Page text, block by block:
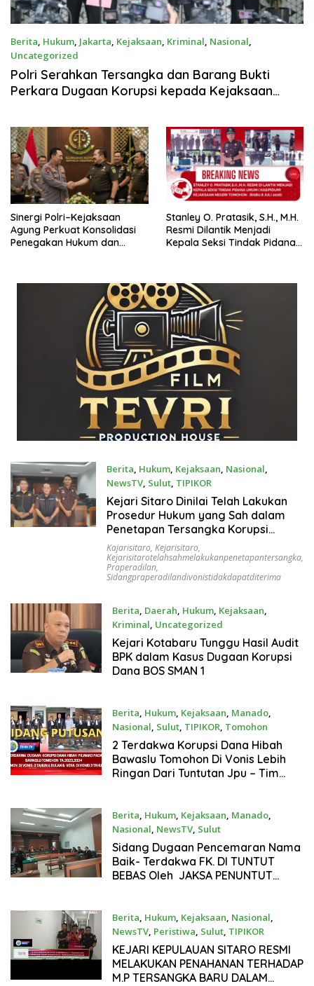
Berita, Hukum, Jakarta, Kejaksaan, Kriminal, Nasional,
Uncategorized
Juli 17, 2026
Polri Serahkan Tersangka dan Barang Bukti
Perkara Dugaan Korupsi kepada Kejaksaan
Sinergi Polri–Kejaksaan
Agung Perkuat Konsolidasi
Penegakan Hukum dan
Stanley O. Pratasik, S.H., M.H.
Resmi Dilantik Menjadi
Kepala Seksi Tindak Pidana
Berita, Hukum, Kejaksaan, Nasional,
NewsTV, Sulut, TIPIKOR
Mei 8, 2026
Kejari Sitaro Dinilai Telah Lakukan
Prosedur Hukum yang Sah dalam
Penetapan Tersangka Korupsi
Pembangunan Ruang Kelas Baru
SMA Negeri 1 Siau Timur
Kajarisitaro, Kejarisitaro,
Kejarisitarotelahsahmelakukanpenetapantersangka,
Praperadilan,
Sidangpraperadilandivonistidakdapatditerima
Berita, Daerah, Hukum, Kejaksaan,
Kriminal, Uncategorized
April 30, 2026
Kejari Kotabaru Tunggu Hasil Audit
BPK dalam Kasus Dugaan Korupsi
Dana BOS SMAN 1
Berita, Hukum, Kejaksaan, Manado,
Nasional, Sulut, TIPIKOR, Tomohon
Maret 11, 2026
2 Terdakwa Korupsi Dana Hibah
Bawaslu Tomohon Di Vonis Lebih
Ringan Dari Tuntutan Jpu – Tim
Berita, Hukum, Kejaksaan, Manado,
Nasional, NewsTV, Sulut
Maret 11, 2026
Sidang Dugaan Pencemaran Nama
Baik- Terdakwa FK. DI TUNTUT
BEBAS Oleh JAKSA PENUNTUT
Terdakwa F.K OPTIMIS TERDAKWA
BEBAS Karena SEJATINYA FK TIDAK
BERSALAH DAN HARUS DI BEBASKAN
KARENA TERDAKWA FK ADALAH
KORBAN
Berita, Hukum, Kejaksaan, Nasional,
NewsTV, Peristiwa, Sulut, TIPIKOR
Maret 10, 2026
KEJARI KEPULAUAN SITARO RESMI
MELAKUKAN PENAHANAN TERHADAP
M.P TERSANGKA BARU DALAM